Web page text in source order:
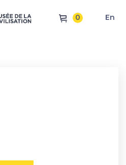
0 En
quantitéla quantité